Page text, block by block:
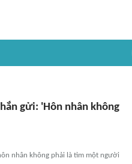
gửi: 'Hôn nhân không
nhân không phải là tìm một người